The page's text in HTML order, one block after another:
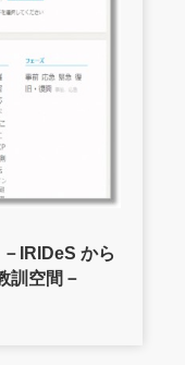
IRIDeS から
訓空間－